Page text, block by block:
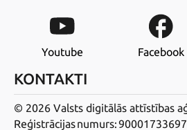
Youtube Facebook
KONTAKTI
© 2026 Valsts digitālās attīstības
Reģistrācijas numurs: 90001733697